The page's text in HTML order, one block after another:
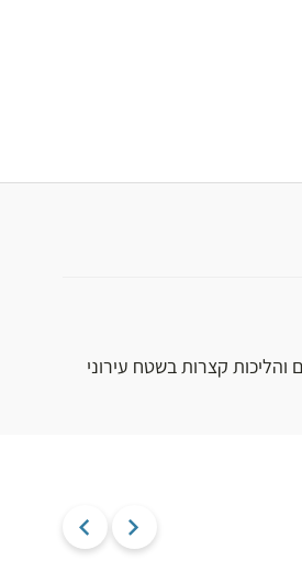
והליכות קצרות בשטח עירוני